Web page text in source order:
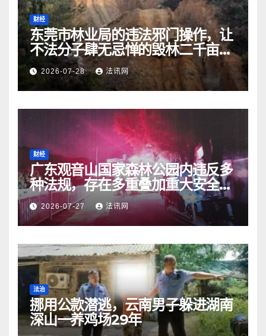
财经
东莞市林业局的违法邪门操作，让
不法分子肆无忌惮的毁林二千亩而
无人受处罚
2026-07-28 法讯网
财经
广东观音山国家森林公园内违反多
种法规，存在多重叠加重大安全风
险2026-07-27 法讯网
法治
挪用公款潜逃，云南男子躲进湖南
深山一养鸡场29年